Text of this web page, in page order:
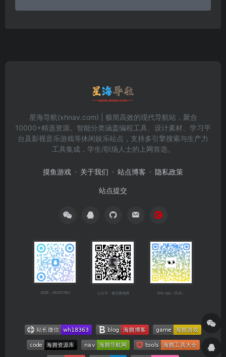
星海导航(xhnav.com) | 极简高效的现代导航站，聚合
10000+精选资源。智能分类涵盖编程工具、设计素材、学习平
台及影视音乐游戏等休闲娱乐站点，支持多引擎搜索与生产力
工具集成，学生/职场人士的上网首选。
摸鱼游戏 关于我们 站点博客 隐私政策
站点提交
QQ群：682921902 公众号：微信搜海拥 本站 app（安卓）